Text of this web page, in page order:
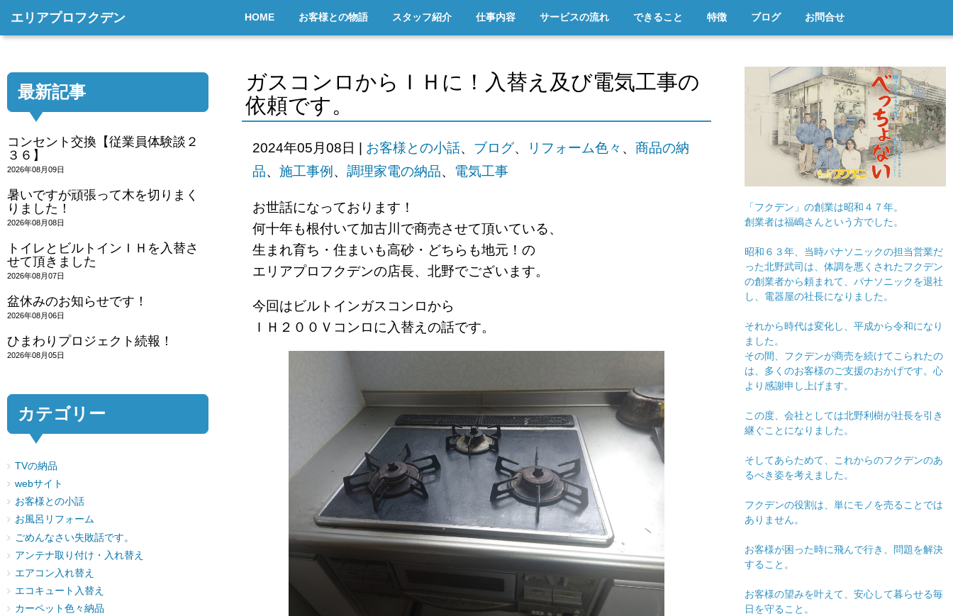
エリアプロフクデン HOME お客様との物語 スタッフ紹介 仕事内容 サービスの流れ できること 特徴 ブログ お問合せ
ガスコンロからＩＨに！入替え及び電気工事の
依頼です。
2024年05月08日 お客様との小話、 ブログ、 リフォーム色々 、 商品の納
品、 施工事例 、 調理家電の納品、 電気工事
お世話になっております！
何十年も根付いて加古川で商売させて頂いている、
生まれ育ち・住まいも高砂・どちらも地元！の
エリアプロフクデンの店長、北野でございます。
今回はビルトインガスコンロから
ＩＨ２００Ｖコンロに入替えの話です。
最新記事
コンセント交換【従業員体験談２
３６】
2026年08月09日
暑いですが頑張って木を切りまく
りました！
2026年08月08日
トイレとビルトインＩＨを入替さ
せて頂きました
2026年08月07日
盆休みのお知らせです！
2026年08月06日
ひまわりプロジェクト続報！
2026年08月05日
カテゴリー
TVの納品
webサイト
お客様との小話
お風呂リフォーム
ごめんなさい失敗話です。
アンテナ取り付け・入れ替え
エアコン入れ替え
エコキュート入替え
カーペット色々納品
「フクデン」の創業は昭和４７年。
創業者は福嶋さんという方でした。
昭和６３年、当時パナソニックの担当営業だ
った北野武司は、体調を悪くされたフクデン
の創業者から頼まれて、パナソニックを退社
し、電器屋の社長になりました。
それから時代は変化し、平成から令和になり
ました。
その間、フクデンが商売を続けてこられたの
は、多くのお客様のご支援のおかげです。心
より感謝申し上げます。
この度、会社としては北野利樹が社長を引き
継ぐことになりました。
そしてあらためて、これからのフクデンのあ
るべき姿を考えました。
フクデンの役割は、単にモノを売ることでは
ありません。
お客様が困った時に飛んで行き、問題を解決
すること。
お客様の望みを叶えて、安心して暮らせる毎
日を守ること。